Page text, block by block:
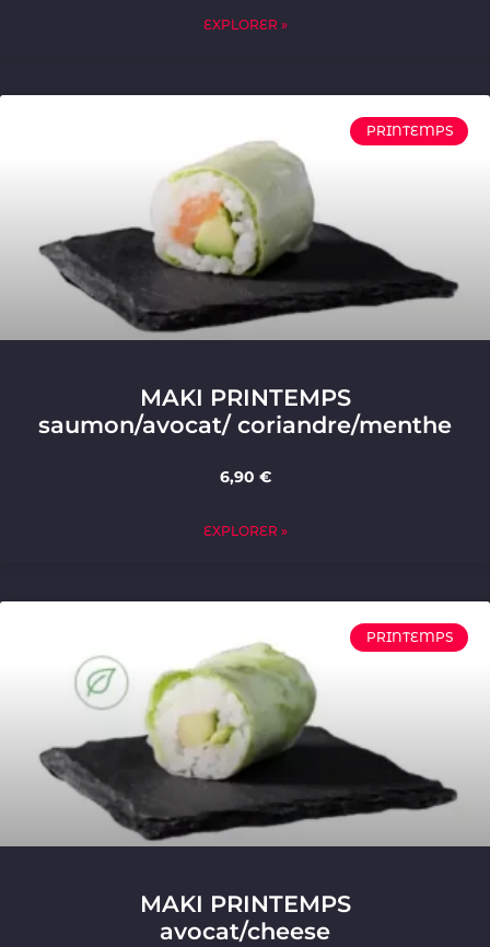
EXPLORER »
PRINTEMPS
MAKI PRINTEMPS
saumon/avocat/ coriandre/menthe
6,90 €
EXPLORER »
PRINTEMPS
MAKI PRINTEMPS
avocat/cheese